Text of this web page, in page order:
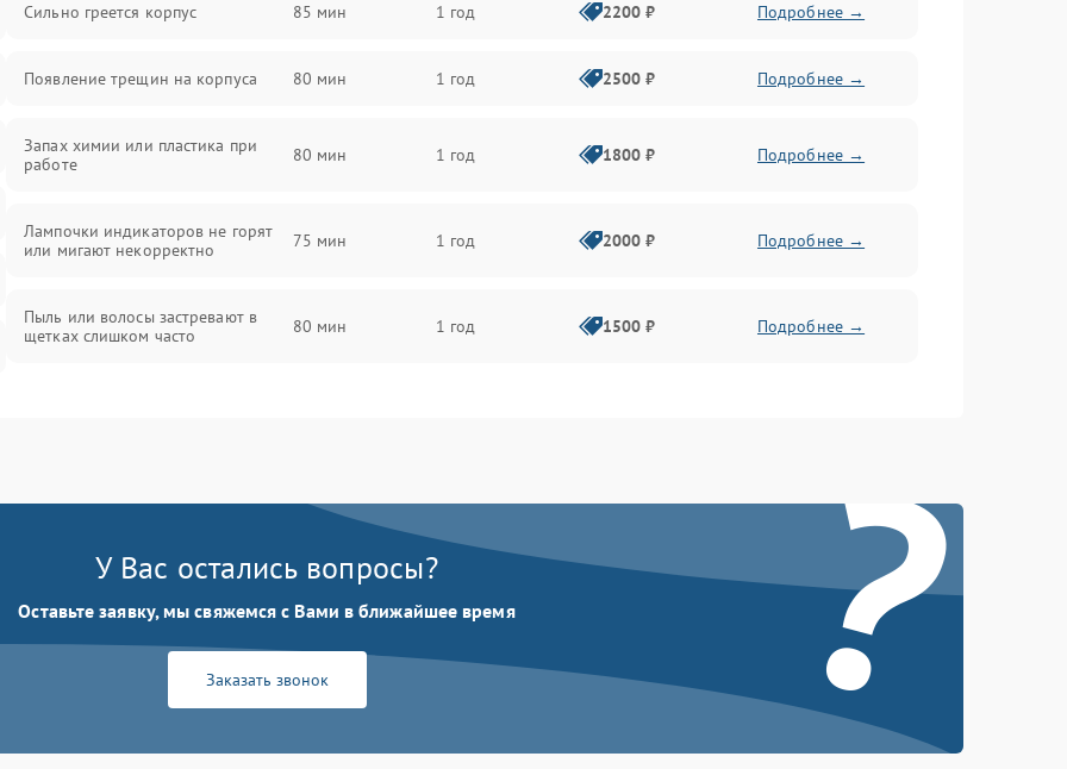
Сильно греется корпус 85 мин 1 год 2200 ₽ Подробнее →
Появление трещин на корпуса 80 мин 1 год 2500 ₽ Подробнее →
Запах химии или пластика при
работе
80 мин 1 год 1800 ₽ Подробнее →
Лампочки индикаторов не горят
или мигают некорректно
75 мин 1 год 2000 ₽ Подробнее →
Пыль или волосы застревают в
щетках слишком часто
80 мин 1 год 1500 ₽ Подробнее →
?
У Вас остались вопросы?
Оставьте заявку, мы свяжемся с Вами в ближайшее время
Заказать звонок